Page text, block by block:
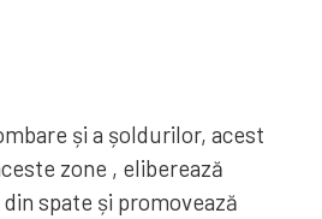
și a șoldurilor, acest
zone , eliberează
spate și promovează